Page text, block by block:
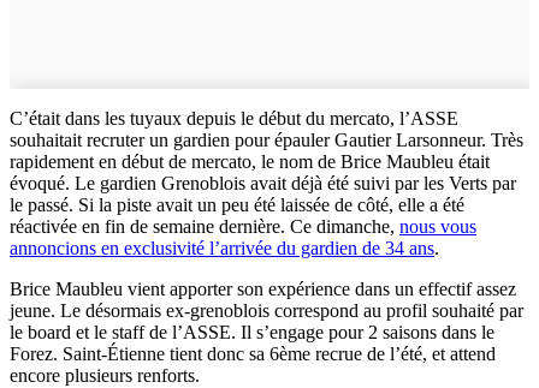
C’était dans les tuyaux depuis le début du mercato, l’ASSE
souhaitait recruter un gardien pour épauler Gautier Larsonneur. Très
rapidement en début de mercato, le nom de Brice Maubleu était
évoqué. Le gardien Grenoblois avait déjà été suivi par les Verts par
le passé. Si la piste avait un peu été laissée de côté, elle a été
réactivée en fin de semaine dernière. Ce dimanche, nous vous
annoncions en exclusivité l’arrivée du gardien de 34 ans.
Brice Maubleu vient apporter son expérience dans un effectif assez
jeune. Le désormais ex-grenoblois correspond au profil souhaité par
le board et le staff de l’ASSE. Il s’engage pour 2 saisons dans le
Forez. Saint-Étienne tient donc sa 6ème recrue de l’été, et attend
encore plusieurs renforts.